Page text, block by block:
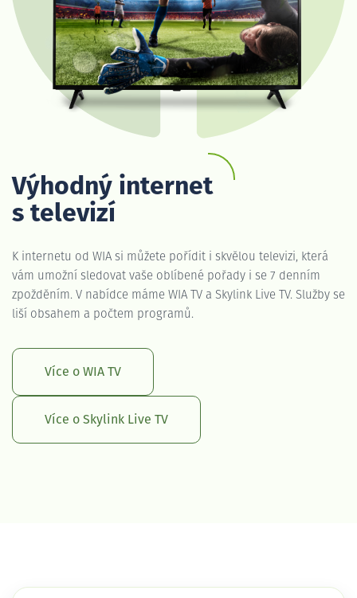
Výhodný internet
s televizí
K internetu od WIA si můžete pořídit i skvělou televizi, která
vám umožní sledovat vaše oblíbené pořady i se 7 denním
zpožděním. V nabídce máme WIA TV a Skylink Live TV. Služby se
liší obsahem a počtem programů.
Více o WIA TV
Více o Skylink Live TV